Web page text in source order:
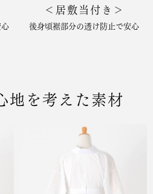
＜居敷当付き＞
後身頃裾部分の透け防止で安心
地を考えた素材